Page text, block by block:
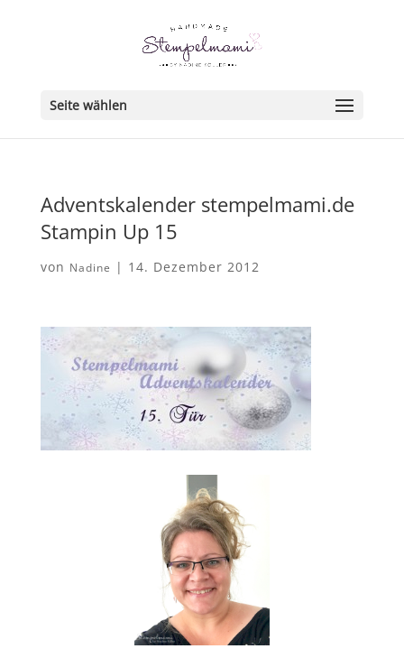
Seite wählen
Adventskalender stempelmami.de
Stampin Up 15
von Nadine | 14. Dezember 2012